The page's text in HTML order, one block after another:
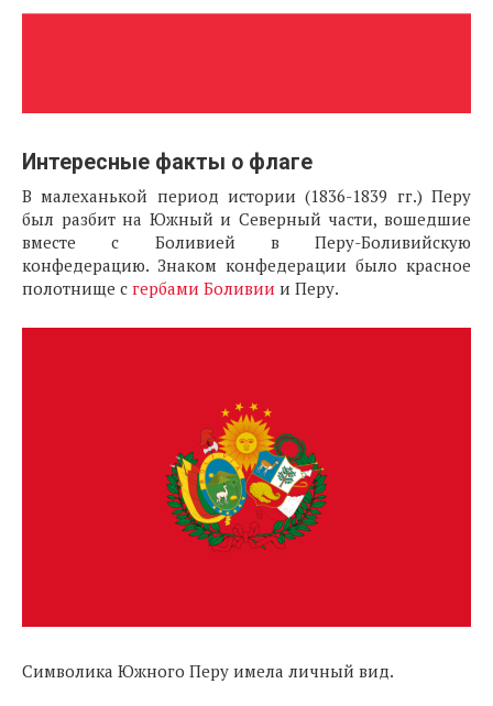
Интересные факты о флаге
В малеханькой период истории (1836-1839 гг.) Перу
был разбит на Южный и Северный части, вошедшие
вместе с Боливией в Перу-Боливийскую
конфедерацию. Знаком конфедерации было красное
полотнище с гербами Боливии и Перу.
Символика Южного Перу имела личный вид.